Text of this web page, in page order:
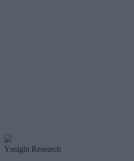
Ynsight Research